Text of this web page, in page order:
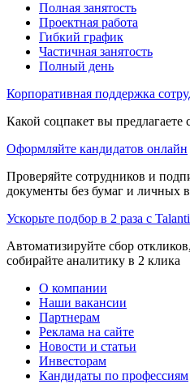
Полная занятость
Проектная работа
Гибкий график
Частичная занятость
Полный день
Корпоративная поддержка
Какой соцпакет вы
Оформляйте кандидатов онлайн
Проверяйте сотрудников и
документы без бумаг и личных
Ускорьте подбор в 2 раза с
Автоматизируйте сбор
собирайте аналитику в 2 клика
О компании
Наши вакансии
Партнерам
Реклама на сайте
Новости и статьи
Инвесторам
Кандидаты по профессиям